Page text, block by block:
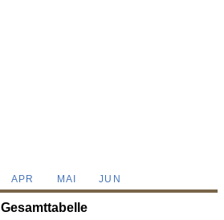
APR MAI JUN
Gesamttabelle